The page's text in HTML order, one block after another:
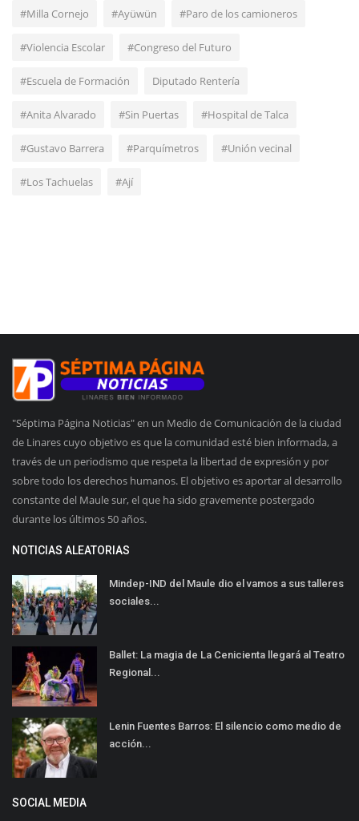
#Milla Cornejo #Ayüwün #Paro de los camioneros
#Violencia Escolar #Congreso del Futuro
#Escuela de Formación Diputado Rentería
#Anita Alvarado #Sin Puertas #Hospital de Talca
#Gustavo Barrera #Parquímetros #Unión vecinal
#Los Tachuelas #Ají
"Séptima Página Noticias" en un Medio de Comunicación de la ciudad
de Linares cuyo objetivo es que la comunidad esté bien informada, a
través de un periodismo que respeta la libertad de expresión y por
sobre todo los derechos humanos. El objetivo es aportar al desarrollo
constante del Maule sur, el que ha sido gravemente postergado
durante los últimos 50 años.
NOTICIAS ALEATORIAS
Mindep-IND del Maule dio el vamos a sus talleres
sociales...
Ballet: La magia de La Cenicienta llegará al Teatro
Regional...
Lenin Fuentes Barros: El silencio como medio de
acción...
SOCIAL MEDIA